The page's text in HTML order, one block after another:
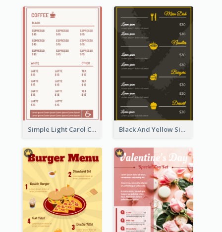
Simple Light Carol Coffee Menu Design Ideas Black And Yellow Simple Restaurant Menu Ideas